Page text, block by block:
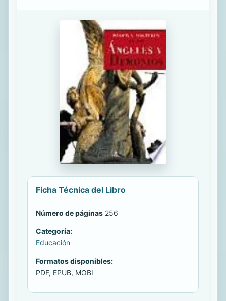
Ficha Técnica del Libro
Número de páginas 256
Categoría:
Educación
Formatos disponibles:
PDF, EPUB, MOBI